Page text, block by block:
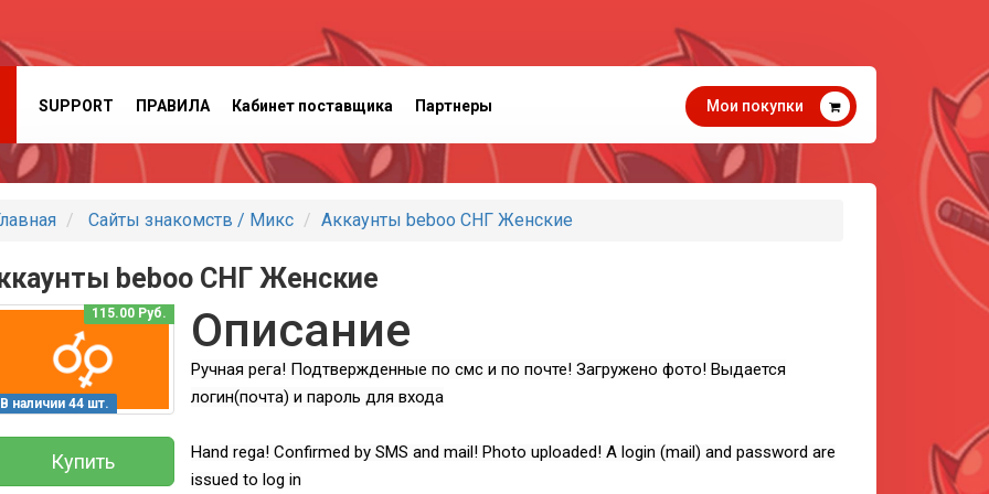
SUPPORT ПРАВИЛА Кабинет поставщика Партнеры Мои покупки
Сайты знакомств / Микс Аккаунты beboo СНГ Женские
beboo СНГ Женские
В наличии 44 шт.
115.00 Руб.
Купить
Описание
Ручная рега! Подтвержденные по смс и по почте! Загружено фото! Выдается
логин(почта) и пароль для входа
Hand rega! Confirmed by SMS and mail! Photo uploaded! A login (mail) and password are
issued to log in